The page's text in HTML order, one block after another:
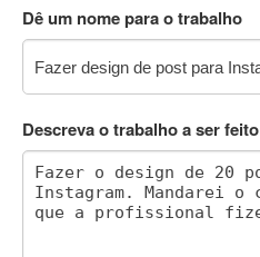
Dê um nome para o trabalho
Descreva o trabalho a ser feito